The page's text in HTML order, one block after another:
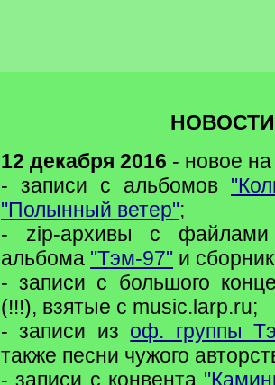
12 декабря 2016 - новое
- записи с альбомов
"Полынный ветер";
- zip-архивы с файлами
альбома "Тэм-97" и
- записи с большого
(!!!), взятые с music.larp.ru;
- записи из оф. группы
также песни чужого
- записи с конвента